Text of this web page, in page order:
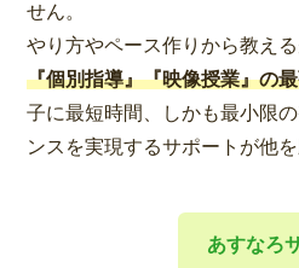
せん。
やり方やペース作りから教え
『個別指導』『映像授業』の
子に最短時間、しかも最小限
ンスを実現するサポートが他を
あすなろ